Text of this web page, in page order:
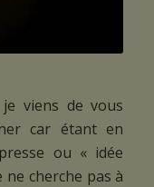
viens de vous
car étant en
ou « idée
ne cherche pas à